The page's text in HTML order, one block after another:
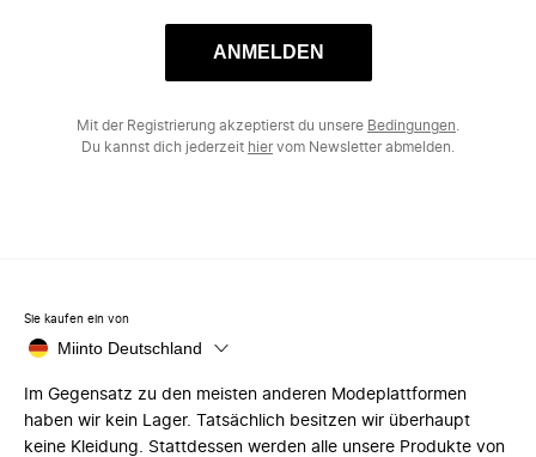
ANMELDEN
Mit der Registrierung akzeptierst du unsere Bedingungen
Du kannst dich jederzeit hiervom Newsletter abmelden.
Sie kaufen ein von
Miinto Deutschland
Im Gegensatz zu den meisten anderen Modeplattformen
haben wir kein Lager. Tatsächlich besitzen wir überhaupt
keine Kleidung. Stattdessen werden alle unsere Produkte von